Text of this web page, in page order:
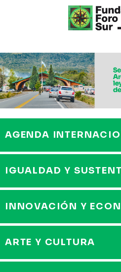
Previous
AGENDA
IGUALDAD Y
INNOVACIÓN Y
ARTE Y CULTURA